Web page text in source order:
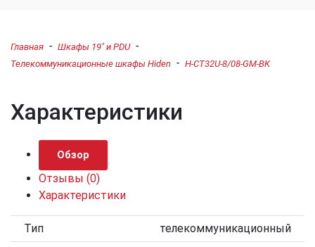
Главная - Шкафы 19" и PDU -
Телекоммуникационные шкафы Hiden - H-CT32U-8/08-GM-BK
Характеристики
Обзор
Отзывы (0)
Характеристики
Тип
телекоммуникационный